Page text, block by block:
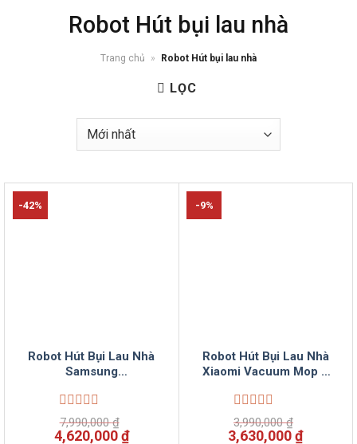
Robot Hút bụi lau nhà
Trang chủ » Robot Hút bụi lau nhà
LỌC
-42%
Robot Hút Bụi Lau Nhà
Samsung
Vinsun Phân Phối
Được
xếp
7,990,000₫
Giá
4,620,000₫Giá
-9%
Robot Hút Bụi Lau Nhà
Xiaomi Vacuum Mop 2
Được
xếp
3,990,000₫
Giá
3,630,000₫Giá